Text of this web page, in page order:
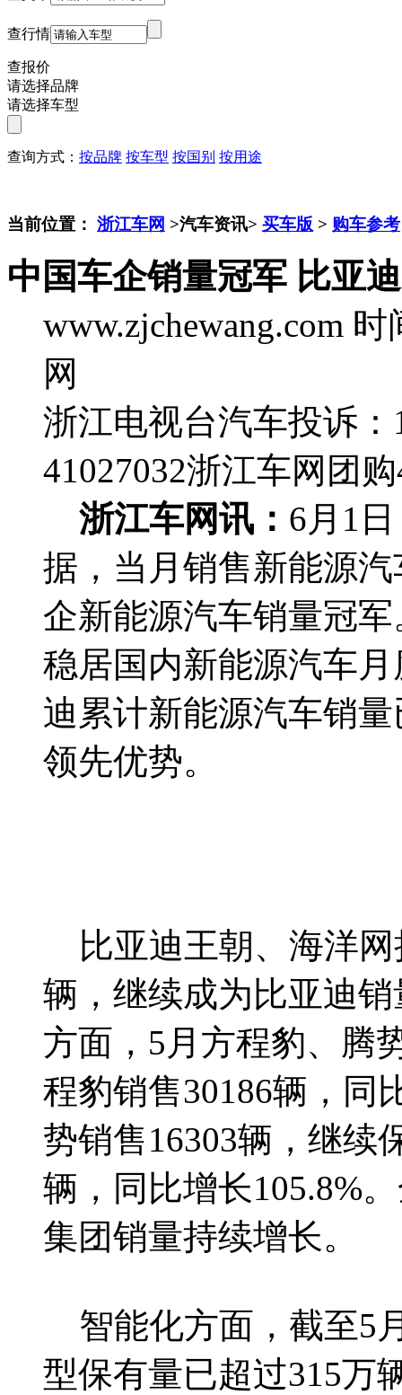
查行情
查报价
请选择品牌
请选择车型
查询方式： 按品牌 按车型 按国别 按用途
当前位置： 浙江车网 >汽车资讯> 买车版 > 购车参考
中国车企销量冠军 比亚
www.zjchewang.com 时
网
浙江电视台汽车投诉：
41027032浙江车网团
浙江车网讯： 6月1
据，当月销售新能源
企新能源汽车销量冠
稳居国内新能源汽车
迪累计新能源汽车销
领先优势。
比亚迪王朝、海洋网
辆，继续成为比亚迪
方面，5月方程豹、腾
程豹销售30186辆，同
势销售16303辆，继续
辆，同比增长105.8%
集团销量持续增长。
智能化方面，截至5
型保有量已超过315万